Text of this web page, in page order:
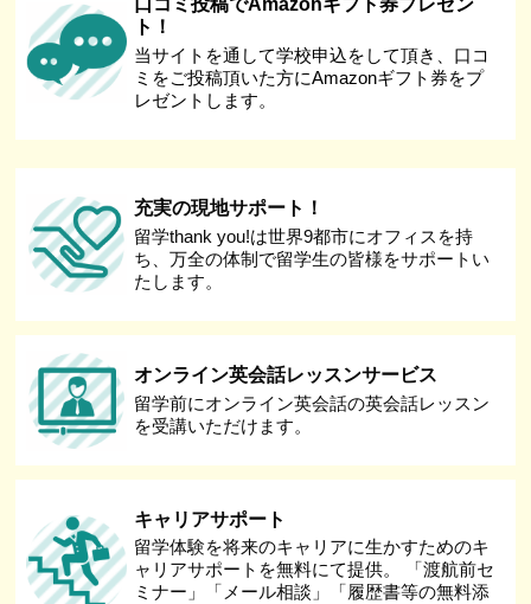
口コミ投稿でAmazonギフト券プレゼン
ト！
当サイトを通して学校申込をして頂き、口コ
ミをご投稿頂いた方にAmazonギフト券をプ
レゼントします。
充実の現地サポート！
留学thank you!は世界9都市にオフィスを持
ち、万全の体制で留学生の皆様をサポートい
たします。
オンライン英会話レッスンサービス
留学前にオンライン英会話の英会話レッスン
を受講いただけます。
キャリアサポート
留学体験を将来のキャリアに生かすためのキ
ャリアサポートを無料にて提供。 「渡航前セ
ミナー」「メール相談」「履歴書等の無料添